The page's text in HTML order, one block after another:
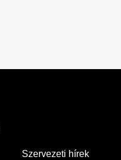
Szervezeti hírek